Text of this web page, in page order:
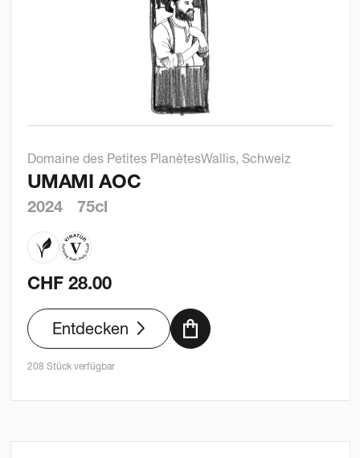
Domaine des Petites PlanètesWallis, Schweiz
UMAMI AOC
2024 75cl
CHF 28.00
Entdecken
208 Stück verfügbar